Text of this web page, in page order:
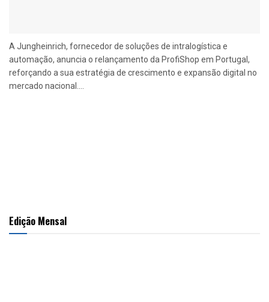
A Jungheinrich, fornecedor de soluções de intralogística e
automação, anuncia o relançamento da ProfiShop em Portugal,
reforçando a sua estratégia de crescimento e expansão digital no
mercado nacional....
Edição Mensal